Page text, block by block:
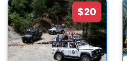
$20